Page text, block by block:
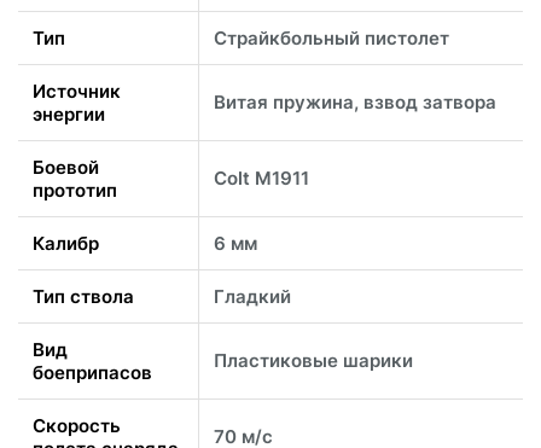
Тип Страйкбольный пистолет
Источник
энергии
Витая пружина, взвод затвора
Боевой
прототип
Colt M1911
Калибр 6 мм
Тип ствола Гладкий
Вид
боеприпасов
Пластиковые шарики
Скорость
70 м/с